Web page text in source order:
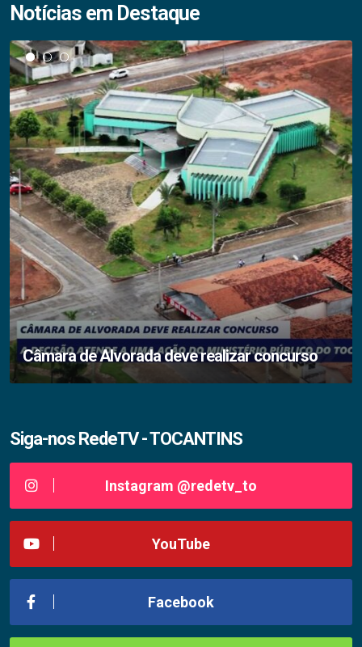
Notícias em Destaque
Câmara de Alvorada deve realizar concurso
Siga-nos RedeTV - TOCANTINS
Instagram @redetv_to
YouTube
Facebook